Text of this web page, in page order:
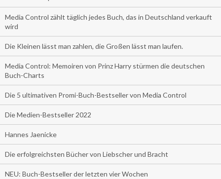
Media Control zählt täglich jedes Buch, das in Deutschland verkauft
wird
Die Kleinen lässt man zahlen, die Großen lässt man laufen.
Media Control: Memoiren von Prinz Harry stürmen die deutschen
Buch-Charts
Die 5 ultimativen Promi-Buch-Bestseller von Media Control
Die Medien-Bestseller 2022
Hannes Jaenicke
Die erfolgreichsten Bücher von Liebscher und Bracht
NEU: Buch-Bestseller der letzten vier Wochen